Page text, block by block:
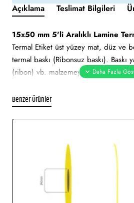
Açıklama Teslimat Bilgileri
15x50 mm 5'li Aralıklı Lamine
Termal Etiket üst yüzey mat, düz ve
termal baskı (Ribonsuz baskı).
(ribon) vb. malzemeye ihtiyaç
edilebilmektedir. Ortalama 4-6 hafta
güneş ısısından etkilenir.
yazıcılar için uygundur.
Yapışkan Türleri:
Akrilik (Standart
(Kuvvetli yapışkan tutkal), Nonperm
tutkal), Deep frezee (Soğuğa
Benzer Ürünler